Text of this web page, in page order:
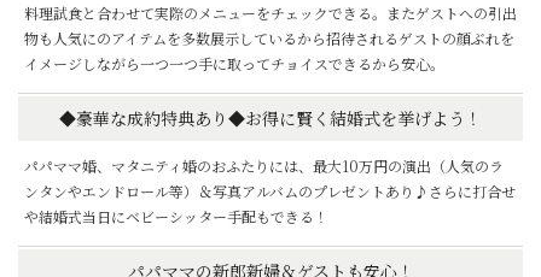
料理試食と合わせて実際のメニューをチェックできる。またゲストへの引出
物も人気にのアイテムを多数展示しているから招待されるゲストの顔ぶれを
イメージしながら一つ一つ手に取ってチョイスできるから安心。
◆豪華な成約特典あり◆お得に賢く結婚式を挙げよう！
パパママ婚、マタニティ婚のおふたりには、最大10万円の演出（人気のラ
ンタンやエンドロール等）＆写真アルバムのプレゼントあり♪さらに打合せ
や結婚式当日にベビーシッター手配もできる！
パパママの新郎新婦＆ゲストも安心！